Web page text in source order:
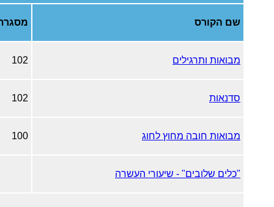
שם הקורס
מבואות ותרגילים 102
סדנאות 102
מבואות חובה מחוץ לחוג 100
"כלים שלובים" - שיעורי העשרה